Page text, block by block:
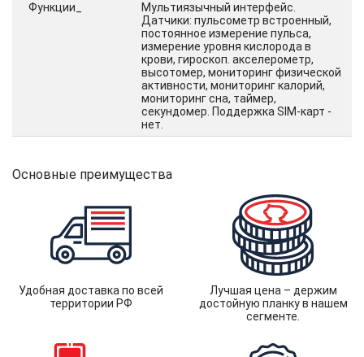
Функции_
Мультиязычный интерфейс.
Датчики: пульсометр встроенный,
постоянное измерение пульса,
измерение уровня кислорода в
крови, гироскоп. акселерометр,
высотомер, мониторинг физической
активности, мониторинг калорий,
мониторинг сна, таймер,
секундомер. Поддержка SIM-карт -
нет.
Основные преимущества
Удобная доставка по всей
территории РФ
Лучшая цена – держим
достойную планку в нашем
сегменте.